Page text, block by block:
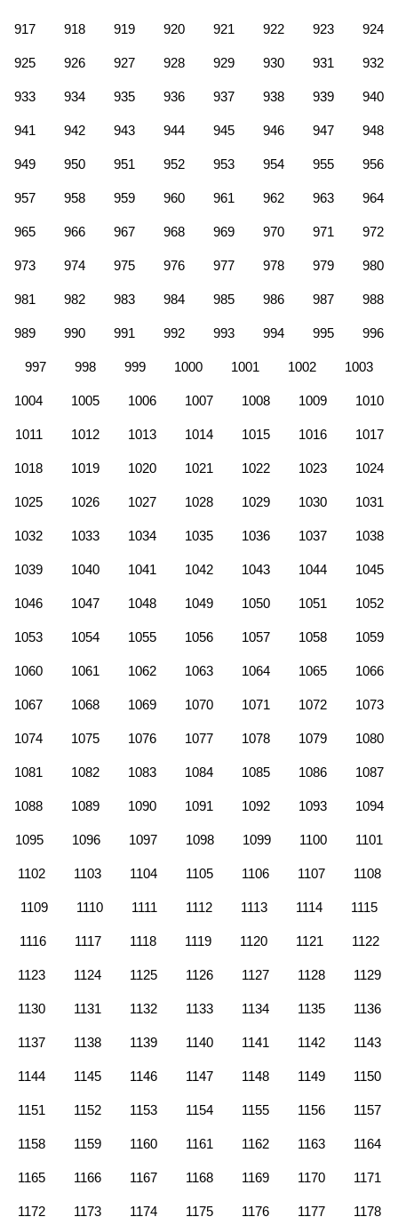
917 918 919 920 921 922 923 924
925 926 927 928 929 930 931 932
933 934 935 936 937 938 939 940
941 942 943 944 945 946 947 948
949 950 951 952 953 954 955 956
957 958 959 960 961 962 963 964
965 966 967 968 969 970 971 972
973 974 975 976 977 978 979 980
981 982 983 984 985 986 987 988
989 990 991 992 993 994 995 996
997 998 999 1000 1001 1002 1003
1004 1005 1006 1007 1008 1009 1010
1011 1012 1013 1014 1015 1016 1017
1018 1019 1020 1021 1022 1023 1024
1025 1026 1027 1028 1029 1030 1031
1032 1033 1034 1035 1036 1037 1038
1039 1040 1041 1042 1043 1044 1045
1046 1047 1048 1049 1050 1051 1052
1053 1054 1055 1056 1057 1058 1059
1060 1061 1062 1063 1064 1065 1066
1067 1068 1069 1070 1071 1072 1073
1074 1075 1076 1077 1078 1079 1080
1081 1082 1083 1084 1085 1086 1087
1088 1089 1090 1091 1092 1093 1094
1095 1096 1097 1098 1099 1100 1101
1102 1103 1104 1105 1106 1107 1108
1109 1110 1111 1112 1113 1114 1115
1116 1117 1118 1119 1120 1121 1122
1123 1124 1125 1126 1127 1128 1129
1130 1131 1132 1133 1134 1135 1136
1137 1138 1139 1140 1141 1142 1143
1144 1145 1146 1147 1148 1149 1150
1151 1152 1153 1154 1155 1156 1157
1158 1159 1160 1161 1162 1163 1164
1165 1166 1167 1168 1169 1170 1171
1172 1173 1174 1175 1176 1177 1178